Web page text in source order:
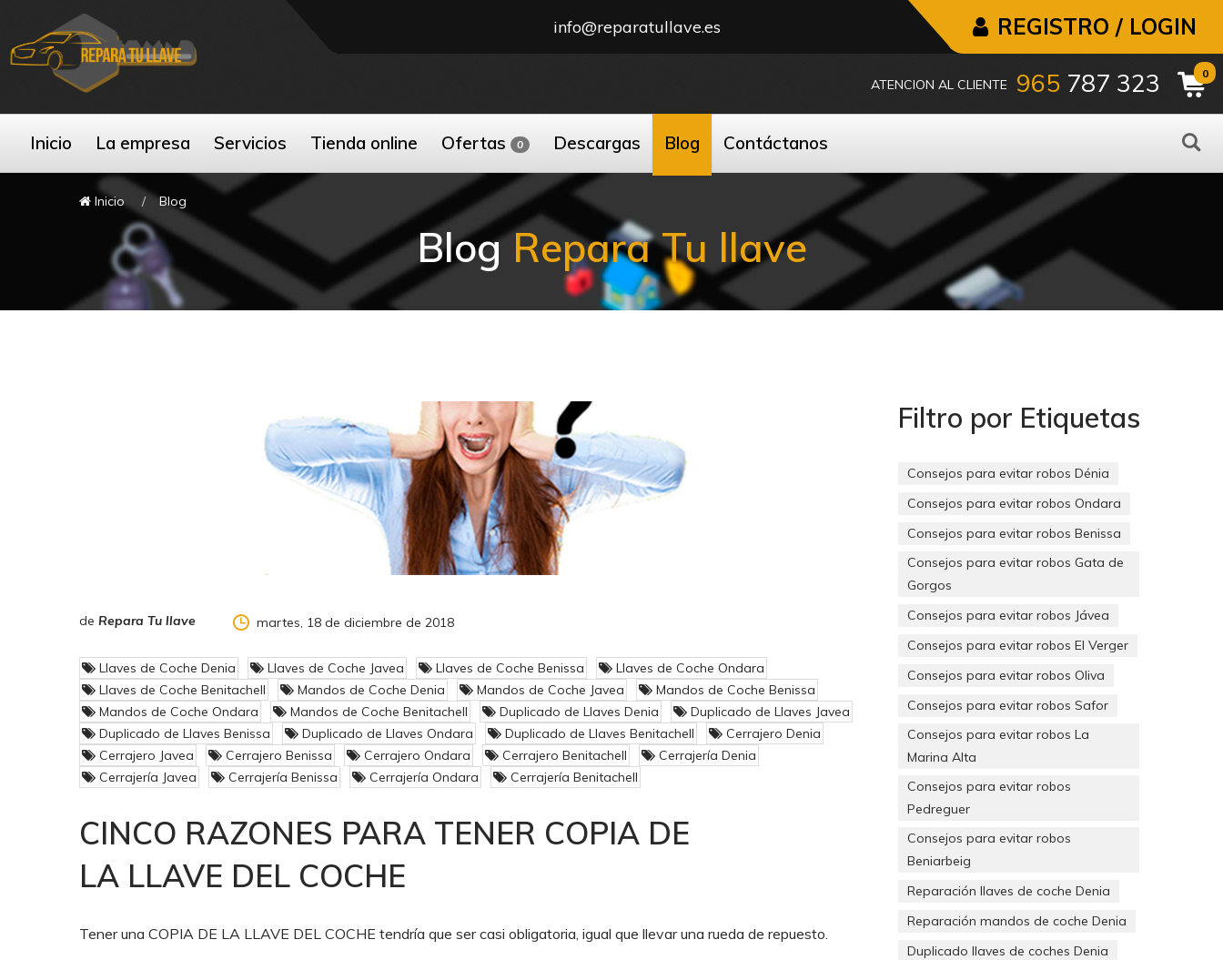
info@reparatullave.es REGISTRO / LOGIN
ATENCION AL CLIENTE 965 787 323 0
Inicio La empresa Servicios Tienda online Ofertas 0 Descargas Blog Contáctanos
Inicio Blog
BlogRepara Tu llave
de Repara Tu llave martes, 18 de diciembre de 2018
Llaves de Coche Denia Llaves de Coche Javea Llaves de Coche Benissa
Llaves de Coche Ondara
Llaves de Coche Benitachell
Mandos de Coche Denia Mandos de Coche Javea
Mandos de Coche Benissa
Mandos de Coche Ondara
Mandos de Coche Benitachell Duplicado de Llaves Denia
Duplicado de Llaves Javea
Duplicado de Llaves Benissa
Duplicado de Llaves Ondara Duplicado de Llaves Benitachell
Cerrajero Denia
Cerrajero Javea
Cerrajero Benissa Cerrajero Ondara Cerrajero Benitachell
Cerrajería Denia
Cerrajería Javea
Cerrajería Benissa Cerrajería Ondara Cerrajería Benitachell
CINCO RAZONES PARA TENER COPIA DE
LA LLAVE DEL COCHE
Tener una COPIA DE LA LLAVE DEL COCHE tendría que ser casi obligatoria, igual que llevar una rueda de repuesto.
Filtro por Etiquetas
Consejos para evitar robos Dénia
Consejos para evitar robos Ondara
Consejos para evitar robos Benissa
Consejos para evitar robos Gata de
Gorgos
Consejos para evitar robos Jávea
Consejos para evitar robos El Verger
Consejos para evitar robos Oliva
Consejos para evitar robos Safor
Consejos para evitar robos La
Marina Alta
Consejos para evitar robos
Pedreguer
Consejos para evitar robos
Beniarbeig
Reparación llaves de coche Denia
Reparación mandos de coche Denia
Duplicado llaves de coches Denia